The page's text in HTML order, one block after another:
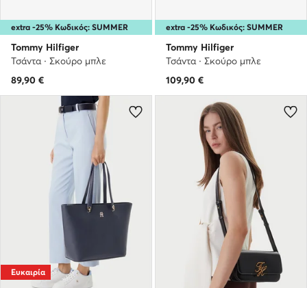
extra -25% Κωδικός: SUMMER
Tommy Hilfiger
Τσάντα · Σκούρο μπλε
89,90 €
extra -25% Κωδικός: SUMMER
Tommy Hilfiger
Τσάντα · Σκούρο μπλε
109,90 €
Ευκαιρία